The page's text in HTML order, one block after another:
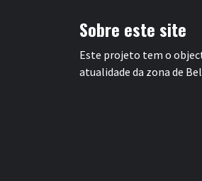
Sobre este site
Este projeto tem o
atualidade da zona de